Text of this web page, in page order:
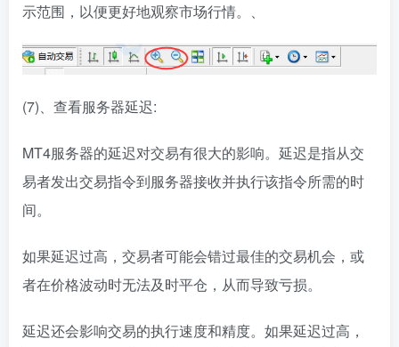
示范围，以便更好地观察市场行情。、
(7)、查看服务器延迟:
MT4服务器的延迟对交易有很大的影响。延迟是指从交
易者发出交易指令到服务器接收并执行该指令所需的时
间。
如果延迟过高，交易者可能会错过最佳的交易机会，或
者在价格波动时无法及时平仓，从而导致亏损。
延迟还会影响交易的执行速度和精度。如果延迟过高，